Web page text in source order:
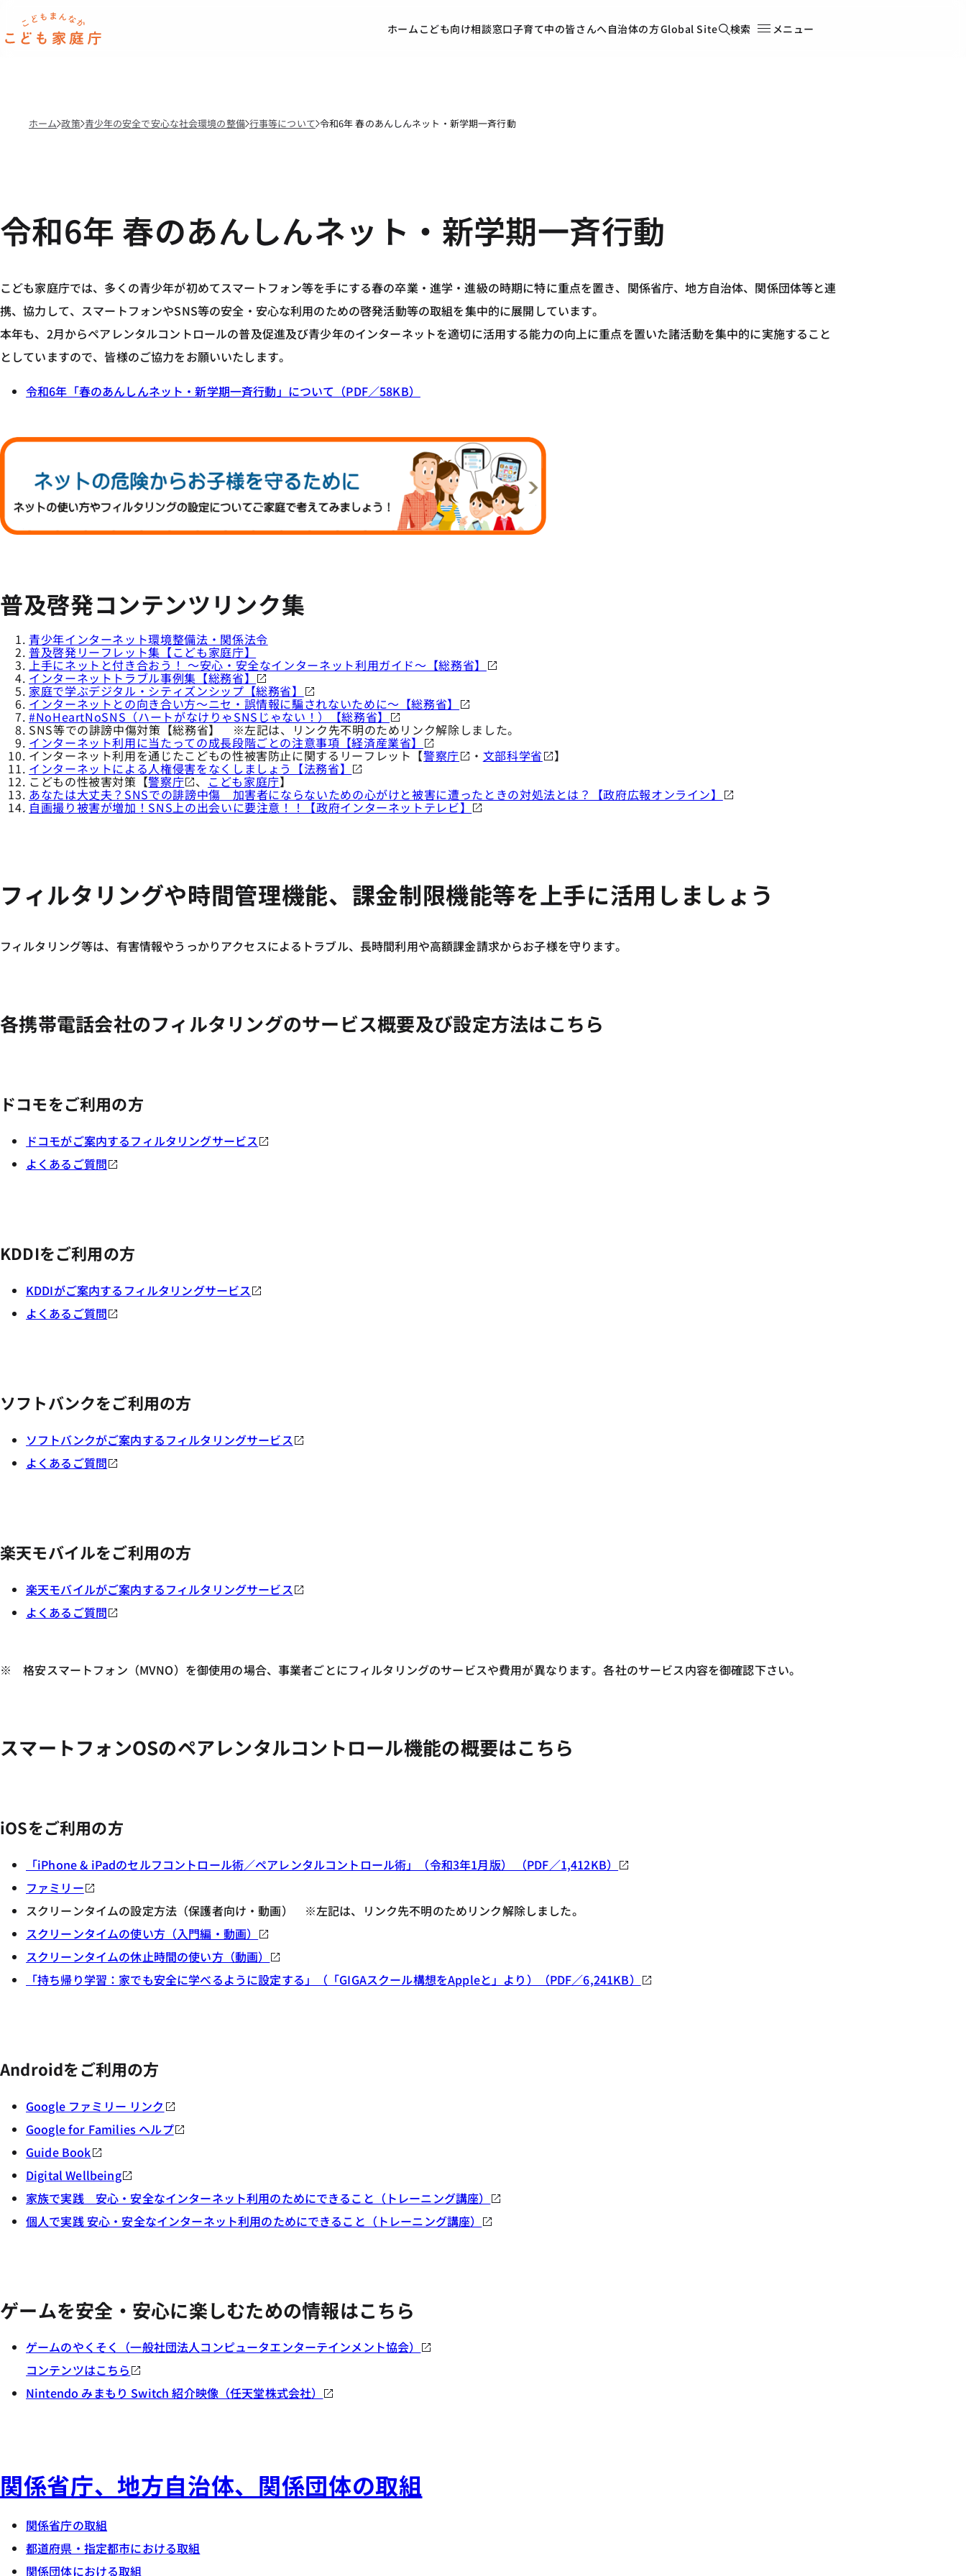
ホーム こども向け相談窓口子育て中の皆さんへ自治体の方Global Site 検索 メニュー
ホーム 政策 青少年の安全で安心な社会環境の整備 行事等について 令和6年 春のあんしんネット・新学期一斉行動
令和6年 春のあんしんネット・新学期一斉行動
こども家庭庁では、多くの青少年が初めてスマートフォン等を手にする春の卒業・進学・進級の時期に特に重点を置き、関係省庁、地方自治体、関係団体等と連
携、協力して、スマートフォンやSNS等の安全・安心な利用のための啓発活動等の取組を集中的に展開しています。
本年も、2月からペアレンタルコントロールの普及促進及び青少年のインターネットを適切に活用する能力の向上に重点を置いた諸活動を集中的に実施すること
としていますので、皆様のご協力をお願いいたします。
令和6年「春のあんしんネット・新学期一斉行動」について（PDF／58KB）
普及啓発コンテンツリンク集
青少年インターネット環境整備法・関係法令
普及啓発リーフレット集【こども家庭庁】
上手にネットと付き合おう！ ～安心・安全なインターネット利用ガイド～【総務省】
インターネットトラブル事例集【総務省】
家庭で学ぶデジタル・シティズンシップ【総務省】
インターネットとの向き合い方～ニセ・誤情報に騙されないために～【総務省】
#NoHeartNoSNS（ハートがなけりゃSNSじゃない！）【総務省】
SNS等での誹謗中傷対策【総務省】 ※左記は、リンク先不明のためリンク解除しました。
インターネット利用に当たっての成長段階ごとの注意事項【経済産業省】
インターネット利用を通じたこどもの性被害防止に関するリーフレット【警察庁 ・ 文部科学省 】
インターネットによる人権侵害をなくしましょう【法務省】
こどもの性被害対策【警察庁 、 こども家庭庁】
あなたは大丈夫？SNSでの誹謗中傷 加害者にならないための心がけと被害に遭ったときの対処法とは？【政府広報オンライン】
自画撮り被害が増加！SNS上の出会いに要注意！！【政府インターネットテレビ】
フィルタリングや時間管理機能、課金制限機能等を上手に活用しましょう
フィルタリング等は、有害情報やうっかりアクセスによるトラブル、長時間利用や高額課金請求からお子様を守ります。
各携帯電話会社のフィルタリングのサービス概要及び設定方法はこちら
ドコモをご利用の方
ドコモがご案内するフィルタリングサービス
よくあるご質問
KDDIをご利用の方
KDDIがご案内するフィルタリングサービス
よくあるご質問
ソフトバンクをご利用の方
ソフトバンクがご案内するフィルタリングサービス
よくあるご質問
楽天モバイルをご利用の方
楽天モバイルがご案内するフィルタリングサービス
よくあるご質問
※ 格安スマートフォン（MVNO）を御使用の場合、事業者ごとにフィルタリングのサービスや費用が異なります。各社のサービス内容を御確認下さい。
スマートフォンOSのペアレンタルコントロール機能の概要はこちら
iOSをご利用の方
「iPhone & iPadのセルフコントロール術／ペアレンタルコントロール術」（令和3年1月版） （PDF／1,412KB）
ファミリー
スクリーンタイムの設定方法（保護者向け・動画） ※左記は、リンク先不明のためリンク解除しました。
スクリーンタイムの使い方（入門編・動画）
スクリーンタイムの休止時間の使い方（動画）
「持ち帰り学習：家でも安全に学べるように設定する」（「GIGAスクール構想をAppleと」より）（PDF／6,241KB）
Androidをご利用の方
Google ファミリー リンク
Google for Families ヘルプ
Guide Book
Digital Wellbeing
家族で実践 安心・安全なインターネット利用のためにできること（トレーニング講座）
個人で実践 安心・安全なインターネット利用のためにできること（トレーニング講座）
ゲームを安全・安心に楽しむための情報はこちら
ゲームのやくそく（一般社団法人コンピュータエンターテインメント協会）
コンテンツはこちら
Nintendo みまもり Switch 紹介映像（任天堂株式会社）
関係省庁、地方自治体、関係団体の取組
関係省庁の取組
都道府県・指定都市における取組
関係団体における取組